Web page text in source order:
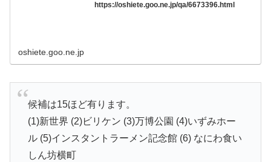
https://oshiete.goo.ne.jp/qa/6673396.html
oshiete.goo.ne.jp
候補は15ほど有ります。
(1)新世界 (2)ビリケン (3)万博公園 (4)いずみホー
ル (5)インスタントラーメン記念館 (6) なにわ食い
しん坊横町